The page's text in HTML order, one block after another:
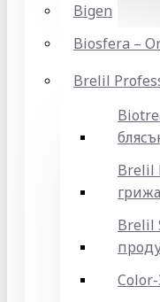
Bigen
Biosfera –
Brelil
Brelil
грижа
Brelil